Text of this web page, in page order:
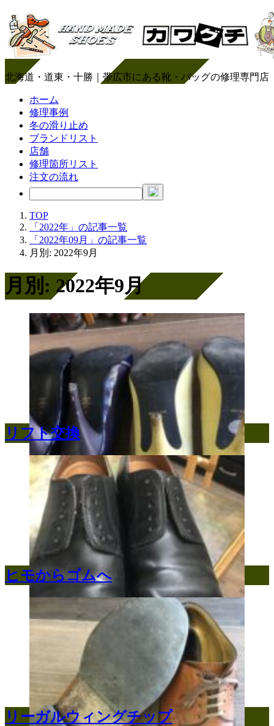
北海道・道東・十勝｜帯広市にある靴・バッグの修理専門店
ホーム
修理事例
冬の滑り止め
ブランドリスト
店舗
修理箇所リスト
注文の流れ
TOP
「2022年」の記事一覧
「2022年09月」の記事一覧
月別: 2022年9月
月別: 2022年9月
リフト交換
ヒモからゴムへ
リーガルウィングチップ